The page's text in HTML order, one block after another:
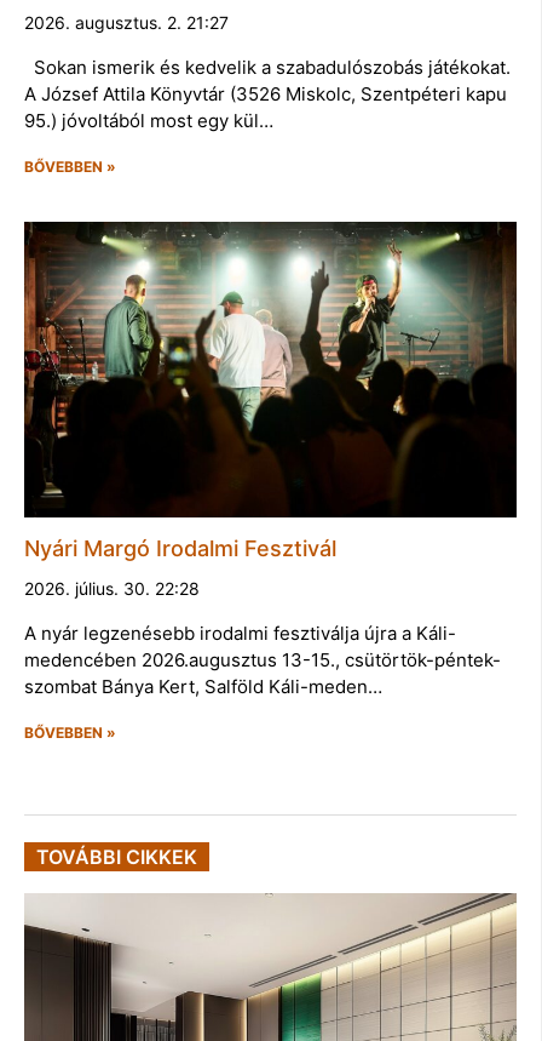
2026. augusztus. 2. 21:27
Sokan ismerik és kedvelik a szabadulószobás játékokat.
A József Attila Könyvtár (3526 Miskolc, Szentpéteri kapu
95.) jóvoltából most egy kül…
BŐVEBBEN »
Nyári Margó Irodalmi Fesztivál
2026. július. 30. 22:28
A nyár legzenésebb irodalmi fesztiválja újra a Káli-
medencében 2026.augusztus 13-15., csütörtök-péntek-
szombat Bánya Kert, Salföld Káli-meden…
BŐVEBBEN »
TOVÁBBI CIKKEK